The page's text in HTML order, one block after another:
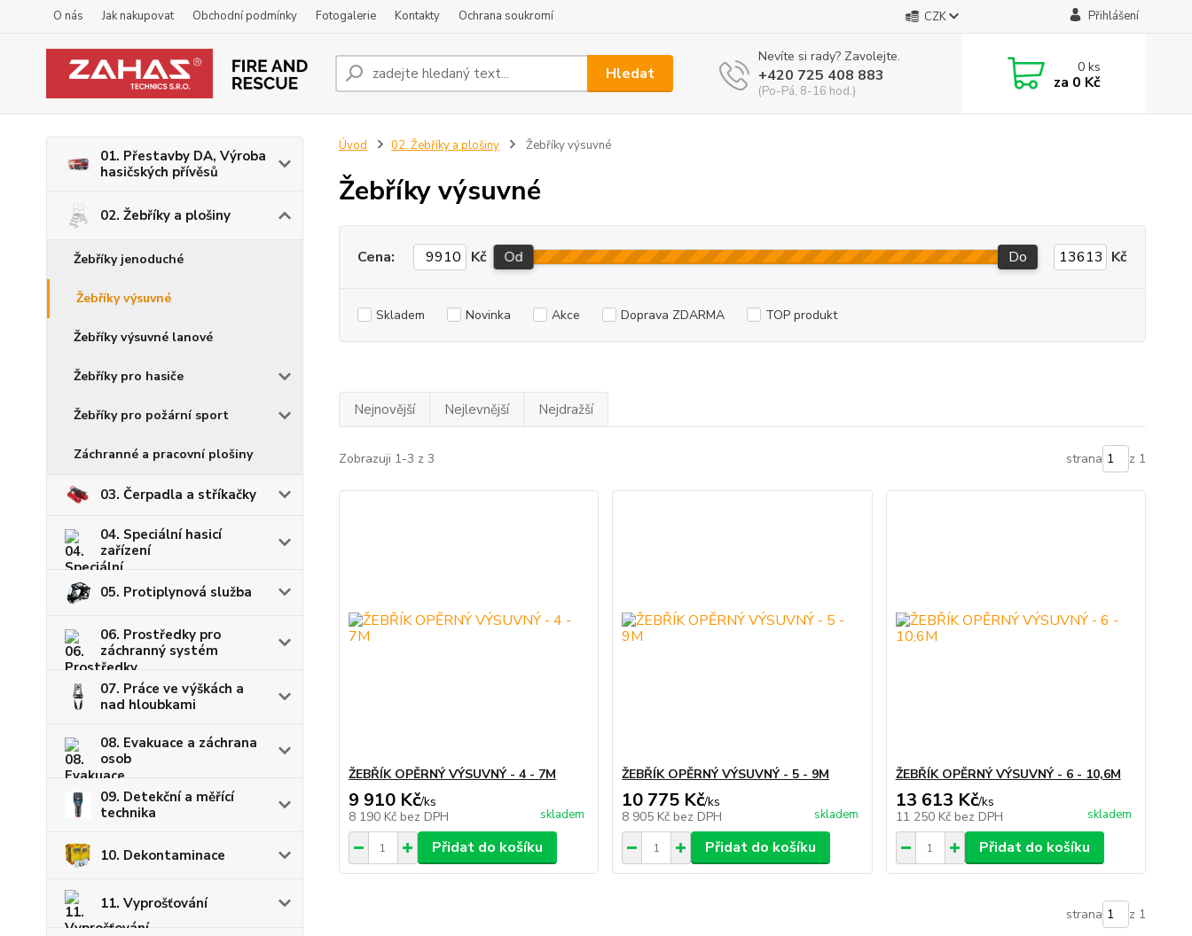
O nás Jak nakupovat Obchodní podmínky Fotogalerie Kontakty Ochrana soukromí CZK Přihlášení
Hledat
Nevíte si rady? Zavolejte.
+420 725 408 883
(Po-Pá, 8-16 hod.)
0ks
za 0 Kč
01. Přestavby DA, Výroba
hasičských přívěsů
02. Žebříky a plošiny
Žebříky jenoduché
Žebříky výsuvné
Žebříky výsuvné lanové
Žebříky pro hasiče
Žebříky pro požární sport
Záchranné a pracovní plošiny
03. Čerpadla a stříkačky
04. Speciální hasicí
zařízení
05. Protiplynová služba
06. Prostředky pro
záchranný systém
07. Práce ve výškách a
nad hloubkami
08. Evakuace a záchrana
osob
09. Detekční a měřící
technika
10. Dekontaminace
11. Vyprošťování
Úvod 02. Žebříky a plošiny Žebříky výsuvné
Žebříky výsuvné
Cena: Kč Od Do Kč
Skladem Novinka Akce Doprava ZDARMA TOP produkt
Nejnovější Nejlevnější Nejdražší
Zobrazuji 1-3 z 3 strana z 1
ŽEBŘÍK OPĚRNÝ VÝSUVNÝ - 4 - 7M
9 910 Kč/ks
8 190 Kč bez DPH skladem
Přidat do košíku
ŽEBŘÍK OPĚRNÝ VÝSUVNÝ - 5 - 9M
10 775 Kč/ks
8 905 Kč bez DPH skladem
Přidat do košíku
ŽEBŘÍK OPĚRNÝ VÝSUVNÝ - 6 - 10,6M
13 613 Kč/ks
11 250 Kč bez DPH skladem
Přidat do košíku
strana z 1